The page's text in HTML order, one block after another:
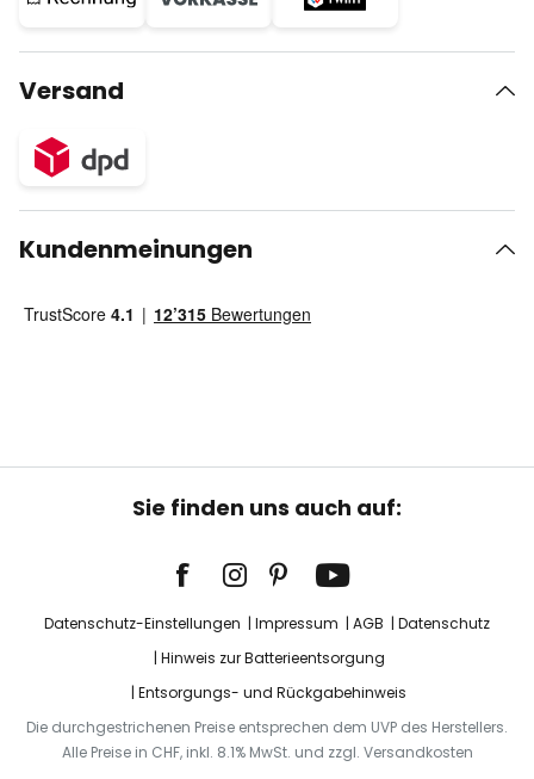
Versand
Kundenmeinungen
Sie finden uns auch auf:
Datenschutz-Einstellungen Impressum AGB
Datenschutz
Hinweis zur Batterieentsorgung
Entsorgungs- und Rückgabehinweis
Die durchgestrichenen Preise entsprechen dem UVP des Herstellers.
Alle Preise in CHF, inkl. 8.1% MwSt. und zzgl. Versandkosten